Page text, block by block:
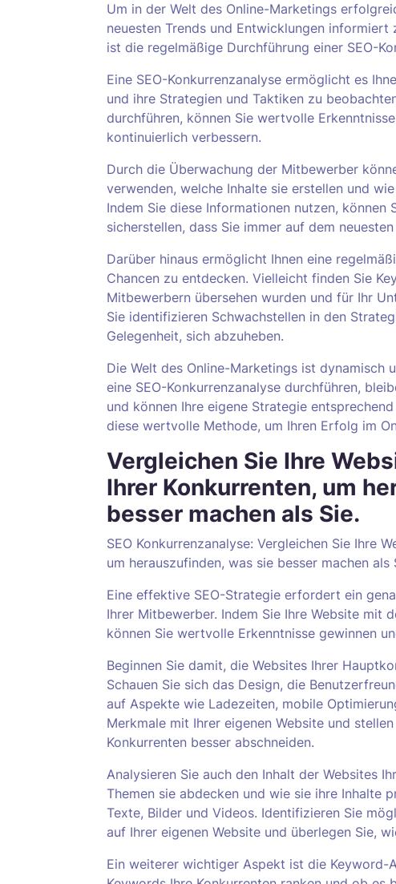
Um in der Welt des Online-Marketings
neuesten Trends und Entwicklungen
ist die regelmäßige Durchführung einer SEO-
Eine SEO-Konkurrenzanalyse ermöglicht es
und ihre Strategien und Taktiken zu
durchführen, können Sie wertvolle
kontinuierlich verbessern.
Durch die Überwachung der Mitbewerber
verwenden, welche Inhalte sie erstellen und
Indem Sie diese Informationen nutzen, können
sicherstellen, dass Sie immer auf dem
Darüber hinaus ermöglicht Ihnen eine
Chancen zu entdecken. Vielleicht finden Sie
Mitbewerbern übersehen wurden und für Ihr
Sie identifizieren Schwachstellen in den
Gelegenheit, sich abzuheben.
Die Welt des Online-Marketings ist dynamisch
eine SEO-Konkurrenzanalyse durchführen,
und können Ihre eigene Strategie
diese wertvolle Methode, um Ihren Erfolg im
Vergleichen Sie Ihre
Ihrer Konkurrenten, um
besser machen als Sie.
SEO Konkurrenzanalyse: Vergleichen Sie Ihre
um herauszufinden, was sie besser machen als
Eine effektive SEO-Strategie erfordert ein
Ihrer Mitbewerber. Indem Sie Ihre Website mit
können Sie wertvolle Erkenntnisse gewinnen
Beginnen Sie damit, die Websites Ihrer
Schauen Sie sich das Design, die
auf Aspekte wie Ladezeiten, mobile
Merkmale mit Ihrer eigenen Website und
Konkurrenten besser abschneiden.
Analysieren Sie auch den Inhalt der Websites
Themen sie abdecken und wie sie ihre Inhalte
Texte, Bilder und Videos. Identifizieren Sie
auf Ihrer eigenen Website und überlegen Sie,
Ein weiterer wichtiger Aspekt ist die Keyword-